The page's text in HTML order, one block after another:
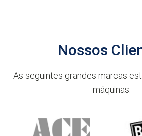
Nossos
As seguintes grandes marcas
máquinas.